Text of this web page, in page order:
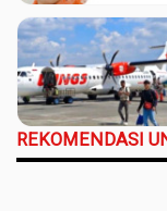
REKOMENDASI